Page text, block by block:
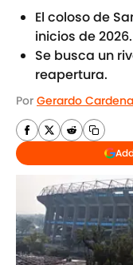
El coloso de
inicios de 2026.
Se busca un
reapertura.
Por Gerardo